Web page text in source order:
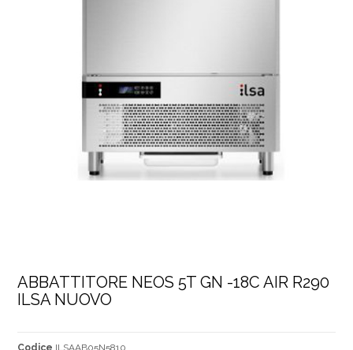
ABBATTITORE NEOS 5T GN -18C AIR R290
ILSA NUOVO
Codice ILSAAB05N5810